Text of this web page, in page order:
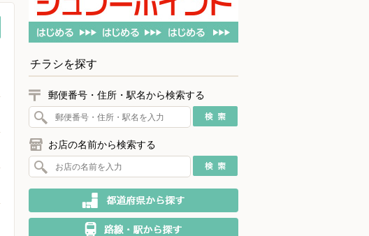
チラシを探す
郵便番号・住所・駅名から検索する
お店の名前から検索する